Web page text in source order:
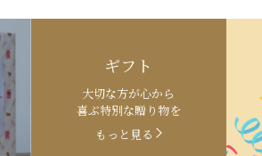
ギフト
大切な方が心から
喜ぶ特別な贈り物を
もっと見る